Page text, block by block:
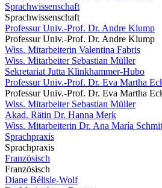
Sprachwissenschaft
Sprachwissenschaft
Professur Univ.-Prof. Dr. Andre Klump
Professur Univ.-Prof. Dr. Andre Klump
Wiss. Mitarbeiterin Valentina Fabris
Wiss. Mitarbeiter Sebastian Müller
Sekretariat Jutta Klinkhammer-Hubo
Professur Univ.-Prof. Dr. Eva Martha
Professur Univ.-Prof. Dr. Eva Martha
Wiss. Mitarbeiter Sebastian Müller
Akad. Rätin Dr. Hanna Merk
Wiss. Mitarbeiterin Dr. Ana María
Sprachpraxis
Sprachpraxis
Französisch
Französisch
Diane Bélisle-Wolf